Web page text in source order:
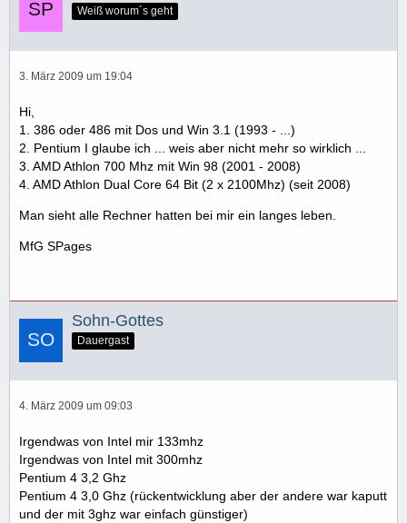
Weiß worum´s geht
3. März 2009 um 19:04
Hi,
1. 386 oder 486 mit Dos und Win 3.1 (1993 - ...)
2. Pentium I glaube ich ... weis aber nicht mehr so wirklich ...
3. AMD Athlon 700 Mhz mit Win 98 (2001 - 2008)
4. AMD Athlon Dual Core 64 Bit (2 x 2100Mhz) (seit 2008)
Man sieht alle Rechner hatten bei mir ein langes leben.
MfG SPages
Sohn-Gottes
Dauergast
4. März 2009 um 09:03
Irgendwas von Intel mir 133mhz
Irgendwas von Intel mit 300mhz
Pentium 4 3,2 Ghz
Pentium 4 3,0 Ghz (rückentwicklung aber der andere war kaputt
und der mit 3ghz war einfach günstiger)